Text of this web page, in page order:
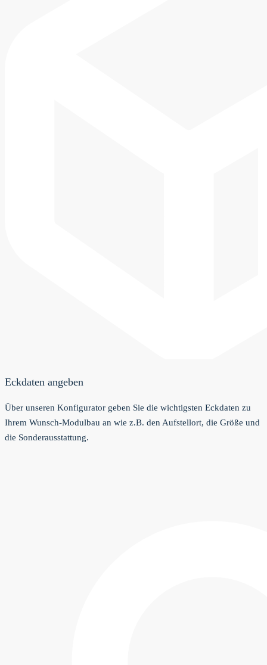
Eckdaten angeben
Über unseren Konfigurator geben Sie die wichtigsten Eckdaten zu
Ihrem Wunsch-Modulbau an wie z.B. den Aufstellort, die Größe und
die Sonderausstattung.